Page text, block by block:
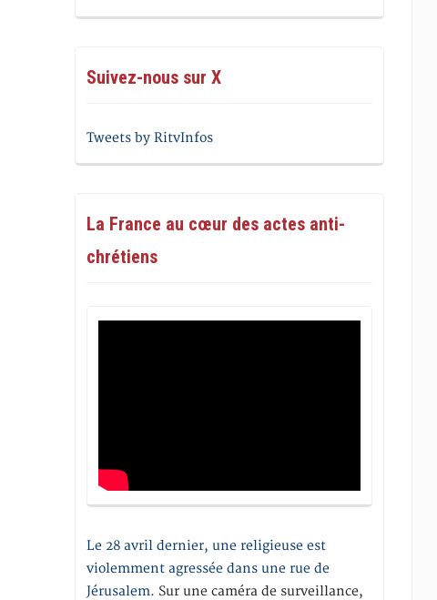
Suivez-nous sur X
Tweets by RitvInfos
La France au cœur des actes anti-
chrétiens
Le 28 avril dernier, une religieuse est
violemment agressée dans une rue de
Jérusalem. Sur une caméra de surveillance,